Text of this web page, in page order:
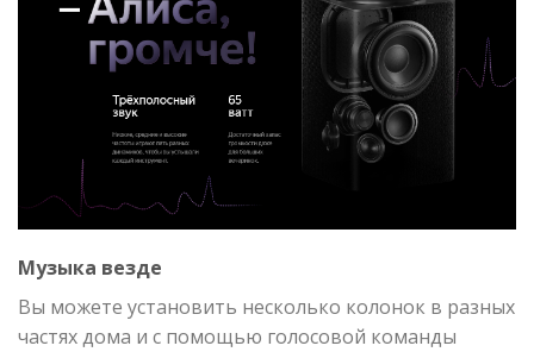
Музыка везде
Вы можете установить несколько колонок в разных
частях дома и с помощью голосовой команды